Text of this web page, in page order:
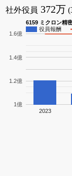
社外役員 372万
6159 ミクロン精
役員報酬
2023
1億
1.2億
1.4億
1.6億